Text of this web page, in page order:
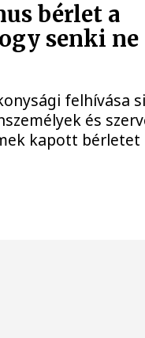
bérlet a
senki ne
felhívása
és
kapott bérletet